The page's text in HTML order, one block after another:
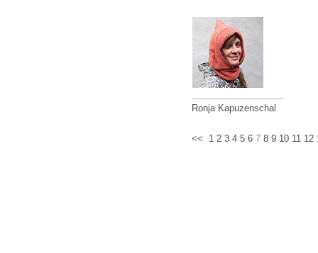
Ronja Kapuzenschal
<< 1 2 3 4 5 6 7 8 9 10 11 12